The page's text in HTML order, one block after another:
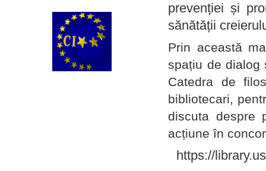
prevenției și
sănătății
Prin această
spațiu de dialog
Catedra de
bibliotecari,
discuta despre
acțiune în
https://